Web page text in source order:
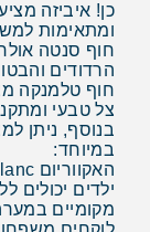
כן! איביזה
ומתאימות
חוף סנטה
הרדודים
חוף טלמנקה
צל טבעי
בנוסף, ניתן
במיוחד:
ילדים יכולים
מקומיים